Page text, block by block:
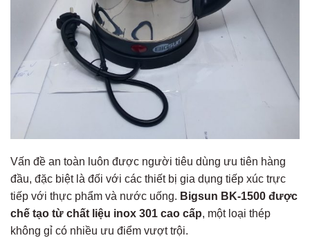
Vấn đề an toàn luôn được người tiêu dùng ưu tiên hàng
đầu, đặc biệt là đối với các thiết bị gia dụng tiếp xúc trực
tiếp với thực phẩm và nước uống. Bigsun BK-1500 được
chế tạo từ chất liệu inox 301 cao cấp, một loại thép
không gỉ có nhiều ưu điểm vượt trội.